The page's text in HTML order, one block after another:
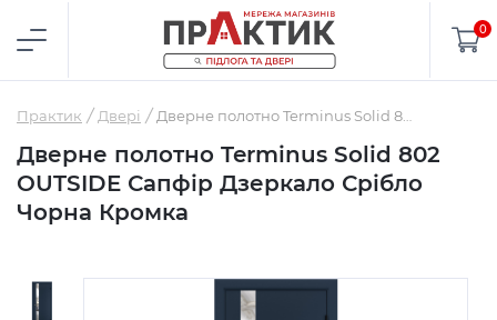
0
Практик Двері
Дверне полотно Terminus Solid 802
OUTSIDE Сапфір Дзеркало Срібло
Чорна Кромка